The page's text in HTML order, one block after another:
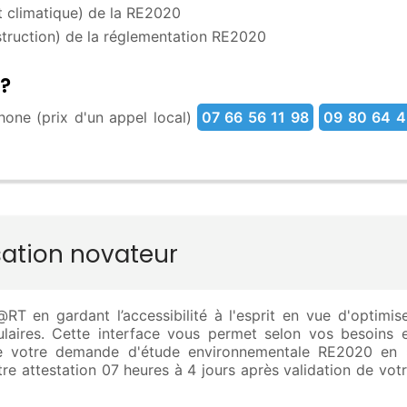
de la RE2020
de la réglementation RE2020
(prix d'un appel local) 07 66 56 11 98 09 80 64
novateur
en gardant l’accessibilité à l'esprit en vue
Cette interface vous permet selon vos besoins
demande d'étude environnementale RE2020 en
attestation 07 heures à 4 jours après validation de